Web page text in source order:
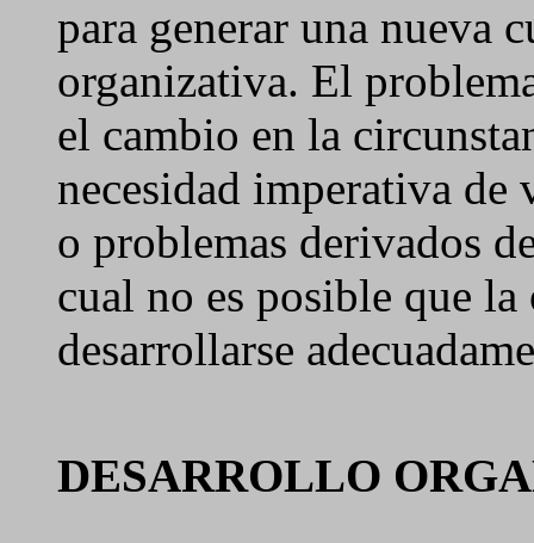
para generar una nueva
organizativa. El
el cambio en la
necesidad imperativa de
o problemas derivados
cual no es posible que
desarrollarse
DESARROLLO